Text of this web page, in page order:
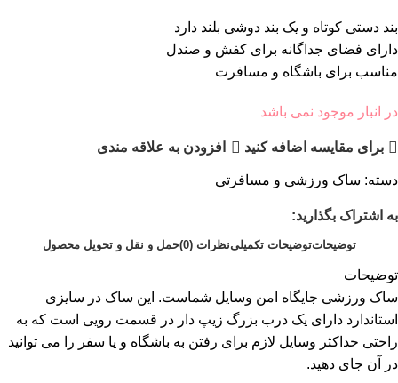
بند دستی کوتاه و یک بند دوشی بلند دارد
دارای فضای جداگانه برای کفش و صندل
مناسب برای باشگاه و مسافرت
در انبار موجود نمی باشد
برای مقایسه اضافه کنید افزودن به علاقه مندی
دسته: ساک ورزشی و مسافرتی
به اشتراک بگذارید:
توضیحاتتوضیحات تکمیلینظرات (0) حمل و نقل و تحویل محصول
توضیحات
ساک ورزشی جایگاه امن وسایل شماست. این ساک در سایزی
استاندارد دارای یک درب بزرگ زیپ دار در قسمت رویی است که به
راحتی حداکثر وسایل لازم برای رفتن به باشگاه و یا سفر را می توانید
در آن جای دهید.